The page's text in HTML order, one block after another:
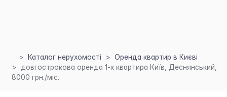
Каталог нерухомості
Оренда квартир в Києві
довгострокова оренда 1-к квартира Київ, Деснянський,
8000 грн./міс.